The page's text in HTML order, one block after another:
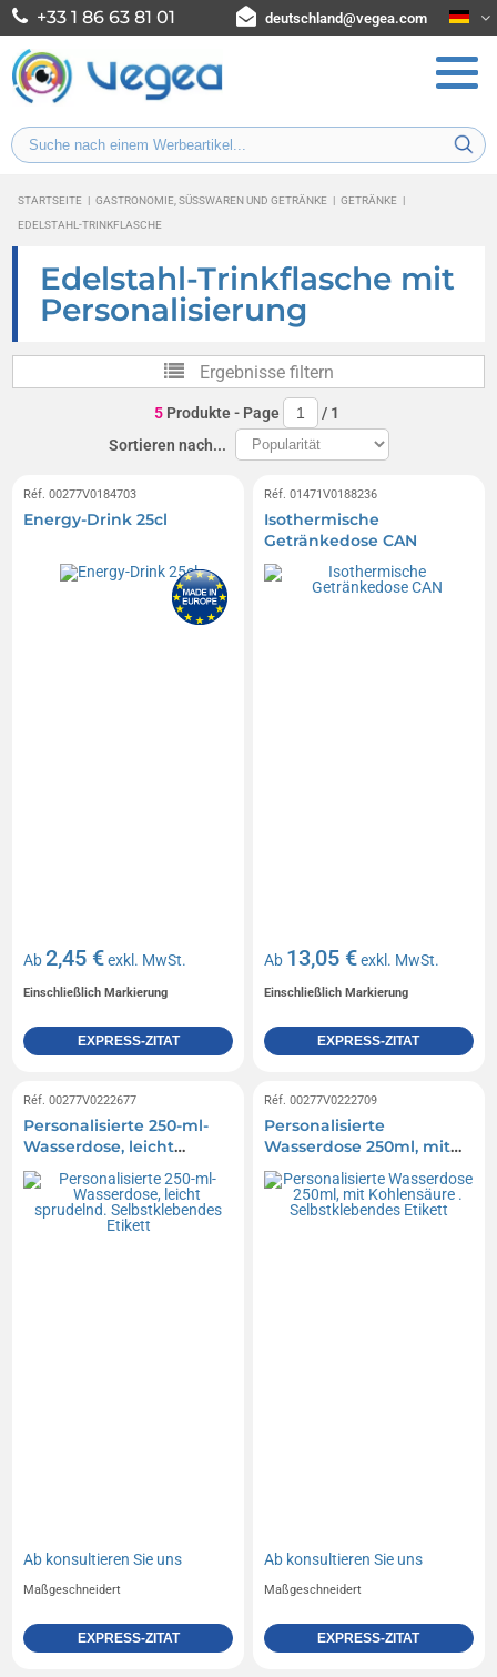
+33 1 86 63 81 01 deutschland@vegea.com
STARTSEITE | GASTRONOMIE, SÜSSWAREN UND GETRÄNKE | GETRÄNKE |
EDELSTAHL-TRINKFLASCHE
Edelstahl-Trinkflasche mit
Personalisierung
Ergebnisse filtern
5 Produkte - Page / 1
Sortieren nach...
Réf. 00277V0184703
Energy-Drink 25cl
Ab2,45 €exkl. MwSt.
Einschließlich Markierung
EXPRESS-ZITAT
Réf. 01471V0188236
Isothermische
Getränkedose CAN
Ab 13,05 €exkl. MwSt.
Einschließlich Markierung
EXPRESS-ZITAT
Réf. 00277V0222677
Personalisierte 250-ml-
Wasserdose, leicht
sprudelnd.
Selbstklebendes Etikett
Ab konsultieren Sie uns
Maßgeschneidert
EXPRESS-ZITAT
Réf. 00277V0222709
Personalisierte
Wasserdose 250ml, mit
Kohlensäure .
Selbstklebendes Etikett
Ab konsultieren Sie uns
Maßgeschneidert
EXPRESS-ZITAT